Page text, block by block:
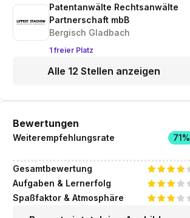
Patentanwälte Rechtsanwälte
Partnerschaft mbB
Bergisch Gladbach
1 freier Platz
Alle 12 Stellen anzeigen
Bewertungen
Weiterempfehlungsrate 71%
Gesamtbewertung
Aufgaben & Lernerfolg
Spaßfaktor & Atmosphäre